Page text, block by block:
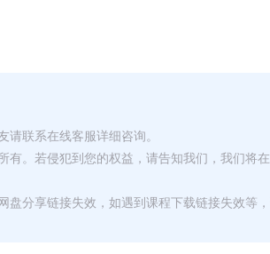
联系在线客服详细咨询。
。若侵犯到您的权益，请告知我们，我们将
分享链接失效，如遇到课程下载链接失效等